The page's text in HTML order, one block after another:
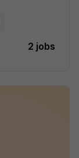
2 jobs